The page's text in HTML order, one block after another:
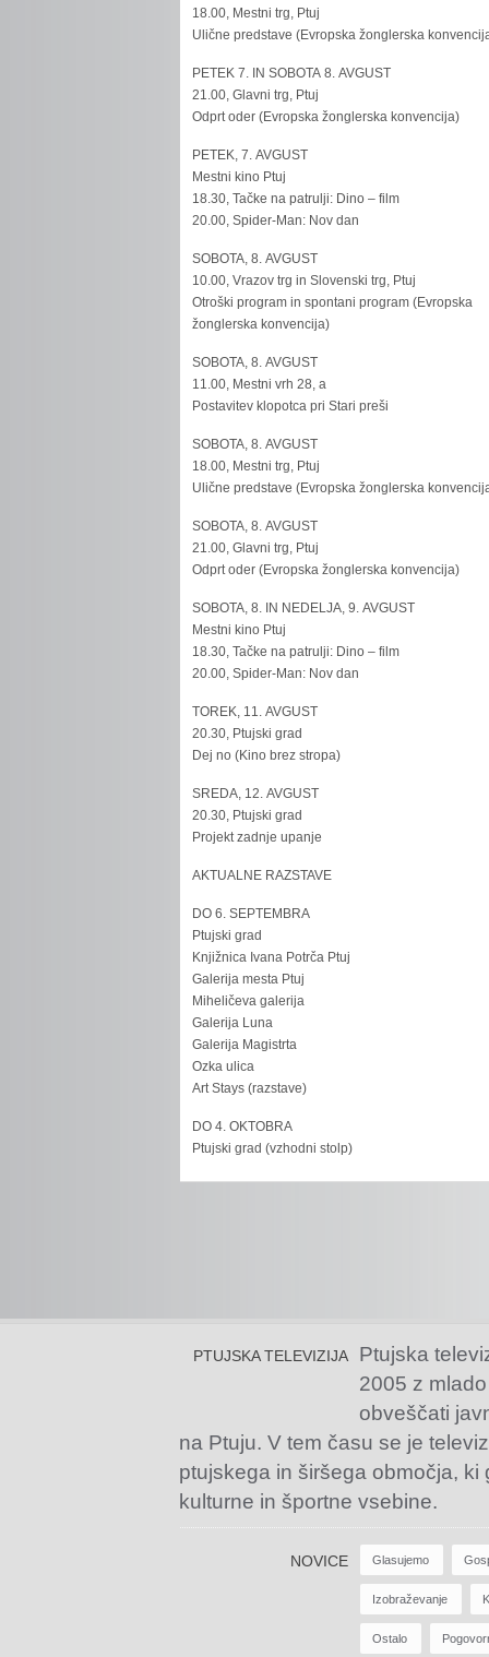
18.00, Mestni trg, Ptuj
Ulične predstave (Evropska žonglerska
PETEK 7. IN SOBOTA 8. AVGUST
21.00, Glavni trg, Ptuj
Odprt oder (Evropska žonglerska konvencija)
PETEK, 7. AVGUST
Mestni kino Ptuj
18.30, Tačke na patrulji: Dino – film
20.00, Spider-Man: Nov dan
SOBOTA, 8. AVGUST
10.00, Vrazov trg in Slovenski trg, Ptuj
Otroški program in spontani program (Evropska
žonglerska konvencija)
SOBOTA, 8. AVGUST
11.00, Mestni vrh 28, a
Postavitev klopotca pri Stari preši
SOBOTA, 8. AVGUST
18.00, Mestni trg, Ptuj
Ulične predstave (Evropska žonglerska
SOBOTA, 8. AVGUST
21.00, Glavni trg, Ptuj
Odprt oder (Evropska žonglerska konvencija)
SOBOTA, 8. IN NEDELJA, 9. AVGUST
Mestni kino Ptuj
18.30, Tačke na patrulji: Dino – film
20.00, Spider-Man: Nov dan
TOREK, 11. AVGUST
20.30, Ptujski grad
Dej no (Kino brez stropa)
SREDA, 12. AVGUST
20.30, Ptujski grad
Projekt zadnje upanje
AKTUALNE RAZSTAVE
DO 6. SEPTEMBRA
Ptujski grad
Knjižnica Ivana Potrča Ptuj
Galerija mesta Ptuj
Miheličeva galerija
Galerija Luna
Galerija Magistrta
Ozka ulica
Art Stays (razstave)
DO 4. OKTOBRA
Ptujski grad (vzhodni stolp)
PTUJSKA TELEVIZIJA
Ptujska
2005 z
obveščati
na Ptuju. V tem času se je
ptujskega in širšega območja,
kulturne in športne vsebine.
NOVICE Glasujemo
Izobraževanje
Ostalo